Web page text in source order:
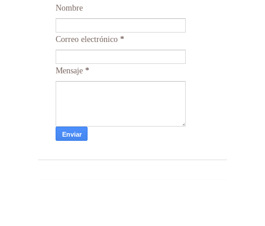
Nombre
Correo electrónico *
Mensaje *